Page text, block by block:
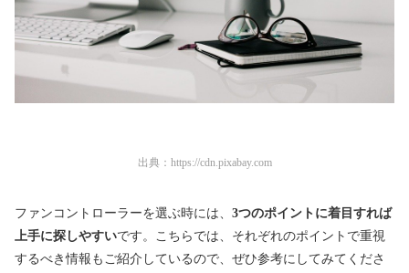
出典： https://cdn.pixabay.com
ファンコントローラーを選ぶ時には、 3つのポイントに着目すれば
上手に探しやすいです。こちらでは、それぞれのポイントで重視
するべき情報もご紹介しているので、ぜひ参考にしてみてくださ